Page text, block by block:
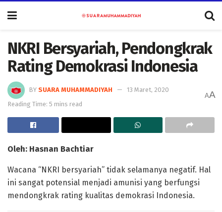
NKRI Bersyariah, Pendongkrak
Rating Demokrasi Indonesia
BY SUARA MUHAMMADIYAH
13 Maret, 2020
Reading Time: 5 mins read
AA
Oleh: Hasnan Bachtiar
Wacana “NKRI bersyariah” tidak selamanya negatif. Hal
ini sangat potensial menjadi amunisi yang berfungsi
mendongkrak rating kualitas demokrasi Indonesia.